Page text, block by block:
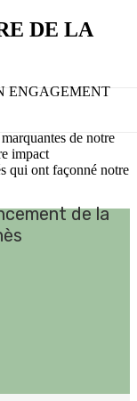
DE LA
ENGAGEMENT
de notre
impact
qui ont façonné notre
de la